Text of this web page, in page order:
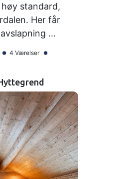
standard,
Her får
...
4 Værelser